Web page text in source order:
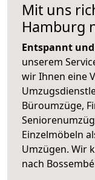
Mit uns
Hamburg
Entspannt
unserem
wir Ihnen eine
Büroumzüge,
Einzelmöbeln
Umzügen. Wir
nach